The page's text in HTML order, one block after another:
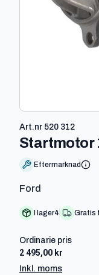
Art.nr 520 312
Startmotor
Eftermarknad
Ford
I lager4 Gratis
Ordinarie pris
2 495,00 kr
Inkl. moms